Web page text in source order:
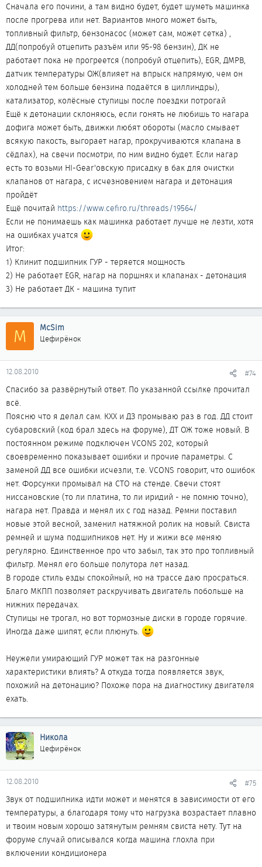
Сначала его почини, а там видно будет, будет шуметь машинка
после прогрева или нет. Вариантов много может быть,
топливный фильтр, бензонасос (может сам, может сетка) ,
ДД(попробуй отцепить разъём или 95-98 бензин), ДК не
работает пока не прогреется (попробуй отцепить), EGR, ДМРВ,
датчик температуры ОЖ(влияет на впрыск напрямую, чем он
холодней тем больше бензина подаётся в циллиндры),
катализатор, колёсные ступицы после поездки потрогай
Ещё к детонации склоняюсь, если гонять не любишь то нагара
дофига может быть, движки любят обороты (масло смывает
всякую пакость, выгорает нагар, прокручиваются клапана в
сёдлах), на свечи посмотри, по ним видно будет. Если нагар
есть то возьми HI-Gear'овскую присадку в бак для очистки
клапанов от нагара, с исчезновением нагара и детонация
пройдёт
Ещё почитай https://www.cefiro.ru/threads/19564/
Если не понимаешь как машинка работает лучше не лезти, хотя
на ошибках учатся
Итог:
1) Клинит подшипник ГУР - теряется мощность
2) Не работает EGR, нагар на поршнях и клапанах - детонация
3) Не работает ДК - машина тупит
M McSim
Цефирёнок
12.08.2010 #74
Спасибо за развёрнутый ответ. По указанной ссылке прочитал
всё.
Поясню что я делал сам. КХХ и ДЗ промываю раз в год. ДД стоит
субаровский (код брал здесь на форуме), ДТ ОЖ тоже новый. В
постоянном режиме подключен VCONS 202, который
своевременно показывает ошибки и прочие параметры. С
заменой ДД все ошибки исчезли, т.е. VCONS говорит, что ошибок
нет. Форсунки промывал на СТО на стенде. Свечи стоят
ниссановские (то ли платина, то ли иридий - не помню точно),
нагара нет. Правда и менял их с год назад. Ремни поставил
новые этой весной, заменил натяжной ролик на новый. Свиста
ремней и шума подшипников нет. Ну и жижи все меняю
регулярно. Единственное про что забыл, так это про топливный
фильтр. Менял его больше полутора лет назад.
В городе стиль езды спокойный, но на трассе даю просраться.
Благо МКПП позволяет раскручивать двигатель побольше на
нижних передачах.
Ступицы не трогал, но вот тормозные диски в городе горячие.
Иногда даже шипят, если плюнуть.
Неужели умирающий ГУР может так на разгонные
характеристики влиять? А откуда тогда появляется звук,
похожий на детонацию? Похоже пора на диагностику двигателя
ехать.
Никола
Цефирёнок
12.08.2010 #75
Звук от подшипника идти может и менятся в зависимости от его
температуры, а благодаря тому что нагрузка возрастает плавно
и твоим новым хорошо затянутым ремням свиста нету. Тут на
форуме случай описывался когда машина глохла при
включении кондиционера